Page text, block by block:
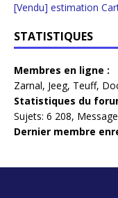
[Vendu] estimation
STATISTIQUES
Membres en ligne :
Zarnal, Jeeg, Teuff,
Statistiques du
Sujets: 6 208,
Dernier membre